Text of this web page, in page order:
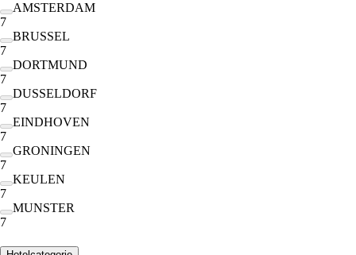
AMSTERDAM
7
BRUSSEL
7
DORTMUND
7
DUSSELDORF
7
EINDHOVEN
7
GRONINGEN
7
KEULEN
7
MUNSTER
7